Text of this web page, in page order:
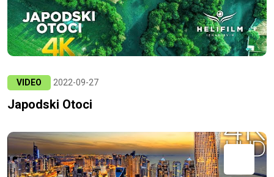
VIDEO 2022-09-27
Japodski Otoci